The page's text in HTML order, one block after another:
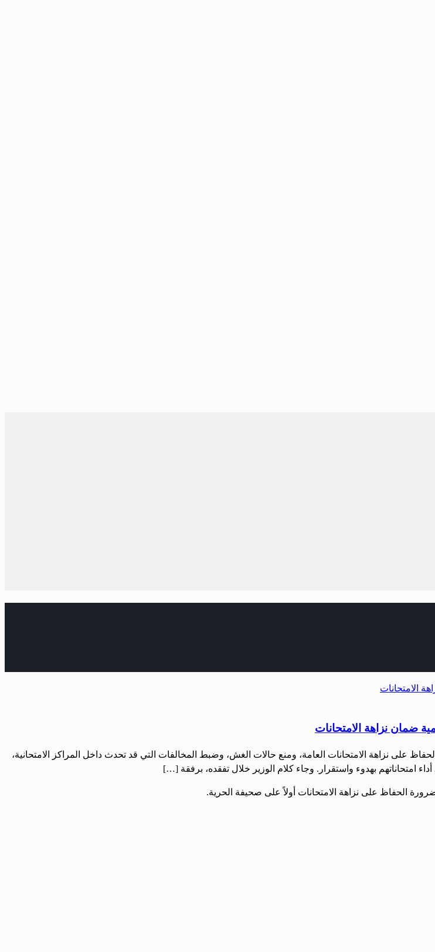
ضمان نزاهة الامتحانات
على نزاهة الامتحانات العامة، ومنع حالات الغش، وضبط المخالفات التي قد تحدث داخل المراكز الامتحانية،
امتحاناتهم بهدوء واستقرار. وجاء كلام الوزير خلال تفقده، برفقة […]
الحفاظ على نزاهة الامتحانات أولاً على صحيفة الحرية.